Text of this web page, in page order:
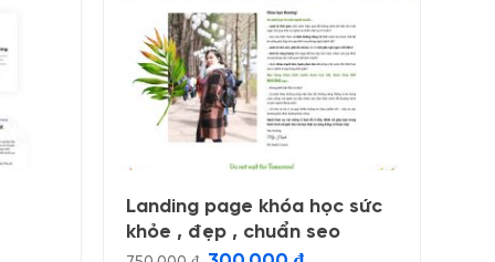
Landing page khóa học sức
khỏe , đẹp , chuẩn seo
Giá
Giá